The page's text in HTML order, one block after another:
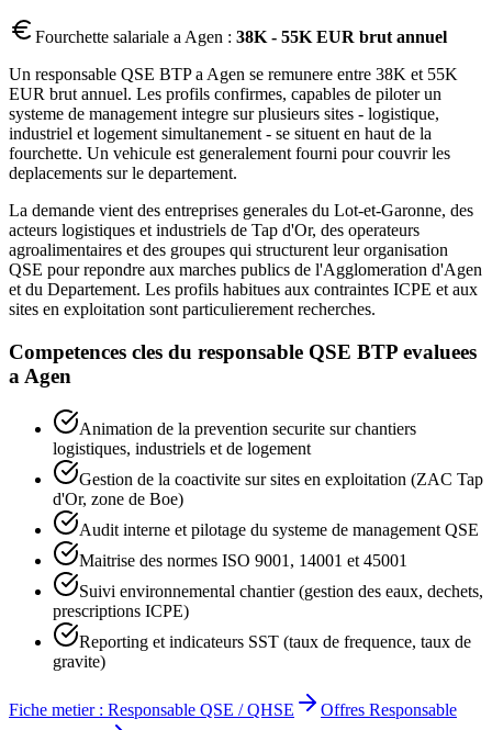
Fourchette salariale a Agen : 38K - 55K EUR brut annuel
Un responsable QSE BTP a Agen se remunere entre 38K et 55K
EUR brut annuel. Les profils confirmes, capables de piloter un
systeme de management integre sur plusieurs sites - logistique,
industriel et logement simultanement - se situent en haut de la
fourchette. Un vehicule est generalement fourni pour couvrir les
deplacements sur le departement.
La demande vient des entreprises generales du Lot-et-Garonne, des
acteurs logistiques et industriels de Tap d'Or, des operateurs
agroalimentaires et des groupes qui structurent leur organisation
QSE pour repondre aux marches publics de l'Agglomeration d'Agen
et du Departement. Les profils habitues aux contraintes ICPE et aux
sites en exploitation sont particulierement recherches.
Competences cles du responsable QSE BTP evaluees
a Agen
Animation de la prevention securite sur chantiers
logistiques, industriels et de logement
Gestion de la coactivite sur sites en exploitation (ZAC Tap
d'Or, zone de Boe)
Audit interne et pilotage du systeme de management QSE
Maitrise des normes ISO 9001, 14001 et 45001
Suivi environnemental chantier (gestion des eaux, dechets,
prescriptions ICPE)
Reporting et indicateurs SST (taux de frequence, taux de
gravite)
Fiche metier : Responsable QSE / QHSE Offres Responsable